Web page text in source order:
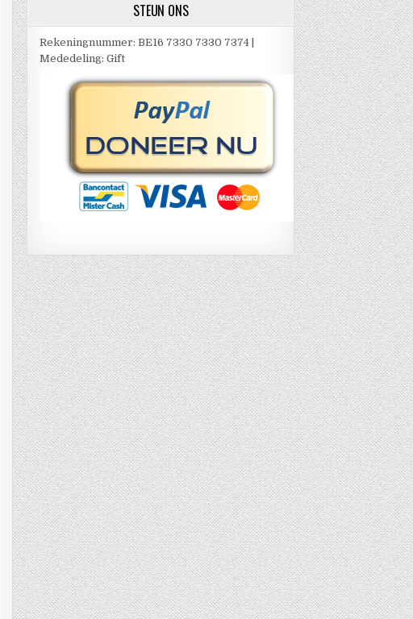
STEUN ONS
Rekeningnummer: BE16 7330 7330 7374 |
Mededeling: Gift